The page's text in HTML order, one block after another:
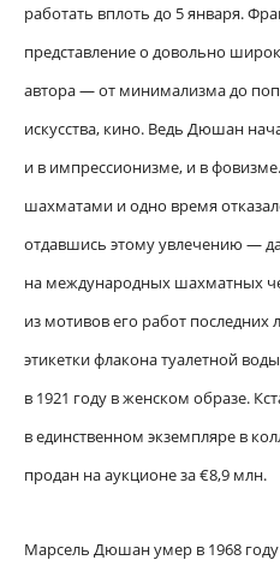
работать вплоть до 5 января.
представление о довольно
автора — от минимализма до
искусства, кино. Ведь Дюшан
и в импрессионизме, и в
шахматами и одно время
отдавшись этому увлечению —
на международных шахматных
из мотивов его работ последних
этикетки флакона туалетной
в 1921 году в женском образе.
в единственном экземпляре в
продан на аукционе за €8,9 млн.
Марсель Дюшан умер в 1968 году